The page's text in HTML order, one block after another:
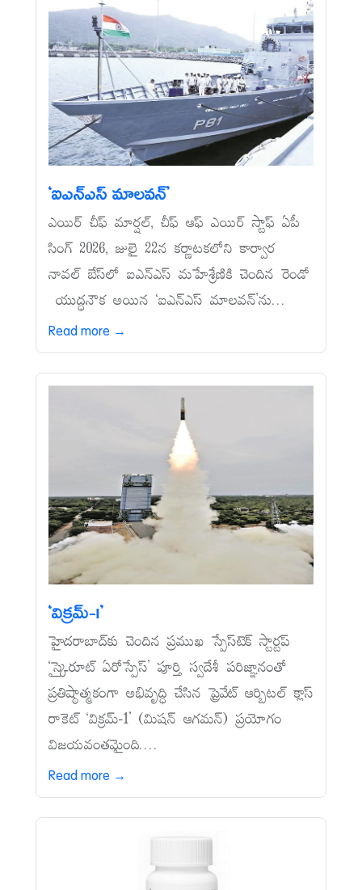
‘ఐఎన్‌ఎస్‌ మాలవన్‌’
ఎయిర్‌ చీఫ్‌ మార్షల్, చీఫ్‌ ఆఫ్‌ ఎయిర్‌ స్టాఫ్‌ ఏపీ
సింగ్‌ 2026, జులై 22న కర్ణాటకలోని కార్వార
నావల్‌ బేస్‌లో ఐఎన్‌ఎస్‌ మహేశ్రేణికి చెందిన రెండో
యుద్ధనౌక అయిన ‘ఐఎన్‌ఎస్‌ మాలవన్‌’ను...
Read more →
‘విక్రమ్‌-1’
హైదరాబాద్‌కు చెందిన ప్రముఖ స్పేస్‌టెక్‌ స్టార్టప్‌
‘స్కైరూట్‌ ఏరోస్పేస్‌’ పూర్తి స్వదేశీ పరిజ్ఞానంతో
ప్రతిష్ఠాత్మకంగా అభివృద్ధి చేసిన ప్రైవేట్‌ ఆర్బిటల్‌ క్లాస్‌
రాకెట్‌ ‘విక్రమ్‌-1’ (మిషన్‌ ఆగమన్‌) ప్రయోగం
విజయవంతమైంది....
Read more →